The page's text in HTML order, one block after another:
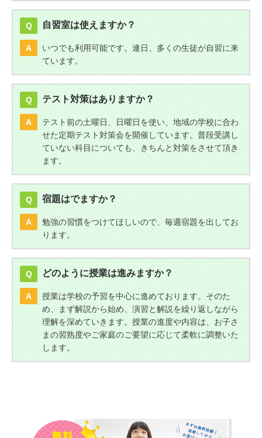
Q 自習室は使えますか？
A
いつでも利用可能です。連日、多くの生徒が自習に来
ています。
Q テスト対策はありますか？
A
テスト前の土曜日、日曜日を使い、地域の学校に合わ
せた定期テスト対策会を開催しています。普段受講し
ていない科目についても、きちんと対策をさせて頂き
ます。
Q 宿題はでますか？
A
勉強の習慣をつけてほしいので、毎週宿題を出してお
ります。
Q どのように授業は進みますか？
A
授業は学校の予習を中心に進めております。そのた
め、まず解説から始め、演習と解説を繰り返しながら
理解を深めていきます。授業の進度や内容は、お子さ
まの習熟度やご家庭のご要望に応じて柔軟に調整いた
します。